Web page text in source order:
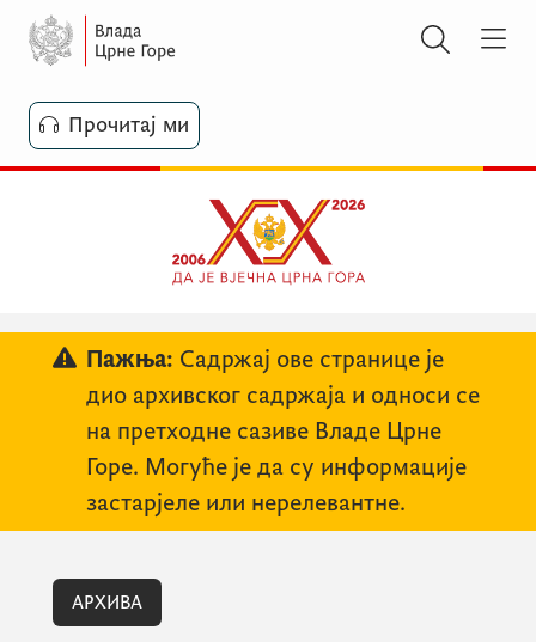
Прочитај ми
Пажња: Садржај ове странице је
дио архивског садржаја и односи се
на претходне сазиве Владе Црне
Горе. Могуће је да су информације
застарјеле или нерелевантне.
АРХИВА